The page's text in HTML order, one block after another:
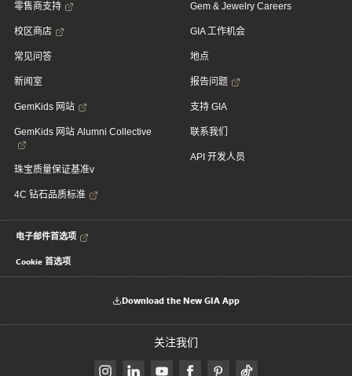
零售商支持
校区商店
常见问答
新闻室
GemKids 网站
GemKids 网站 Alumni Collective
珠宝质量保证基准v
4C 钻石品质标准
Gem & Jewelry Careers
GIA 工作机会
地点
报告问题
支持 GIA
联系我们
API 开发人员
电子邮件首选项
Cookie 首选项
Download the New GIA App
关注我们